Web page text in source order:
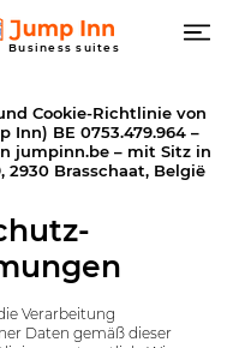
Business suites
Cookie-Richtlinie von
Inn) BE 0753.479.964 –
jumpinn.be – mit Sitz in
2930 Brasschaat, België
Verarbeitung
Daten gemäß dieser